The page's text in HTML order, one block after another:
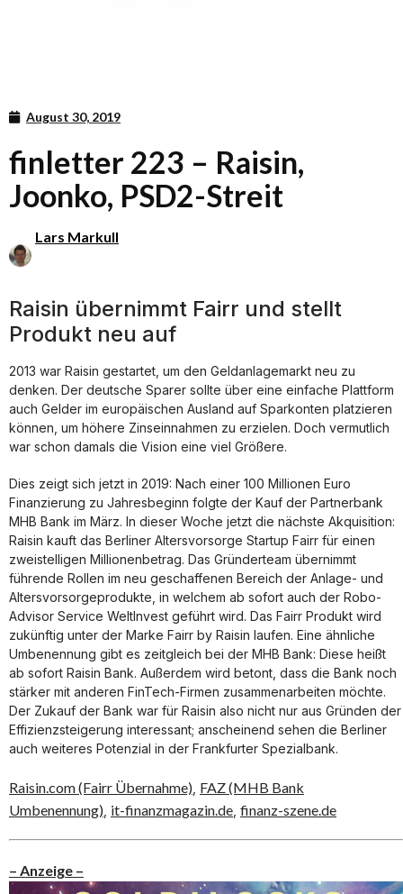
August 30, 2019
finletter 223 – Raisin,
Joonko, PSD2-Streit
Lars Markull
Raisin übernimmt Fairr und stellt
Produkt neu auf
2013 war Raisin gestartet, um den Geldanlagemarkt neu zu
denken. Der deutsche Sparer sollte über eine einfache Plattform
auch Gelder im europäischen Ausland auf Sparkonten platzieren
können, um höhere Zinseinnahmen zu erzielen. Doch vermutlich
war schon damals die Vision eine viel Größere.
Dies zeigt sich jetzt in 2019: Nach einer 100 Millionen Euro
Finanzierung zu Jahresbeginn folgte der Kauf der Partnerbank
MHB Bank im März. In dieser Woche jetzt die nächste Akquisition:
Raisin kauft das Berliner Altersvorsorge Startup Fairr für einen
zweistelligen Millionenbetrag. Das Gründerteam übernimmt
führende Rollen im neu geschaffenen Bereich der Anlage- und
Altersvorsorgeprodukte, in welchem ab sofort auch der Robo-
Advisor Service WeltInvest geführt wird. Das Fairr Produkt wird
zukünftig unter der Marke Fairr by Raisin laufen. Eine ähnliche
Umbenennung gibt es zeitgleich bei der MHB Bank: Diese heißt
ab sofort Raisin Bank. Außerdem wird betont, dass die Bank noch
stärker mit anderen FinTech-Firmen zusammenarbeiten möchte.
Der Zukauf der Bank war für Raisin also nicht nur aus Gründen der
Effizienzsteigerung interessant; anscheinend sehen die Berliner
auch weiteres Potenzial in der Frankfurter Spezialbank.
Raisin.com (Fairr Übernahme), FAZ (MHB Bank
Umbenennung), it-finanzmagazin.de, finanz-szene.de
– Anzeige –